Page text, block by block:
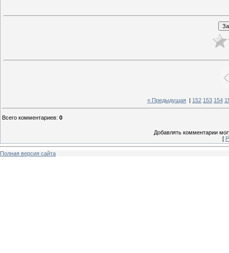
« Предыдущая 152 153 154
Всего комментариев: 0
Добавлять комментарии
[
Полная версия сайта